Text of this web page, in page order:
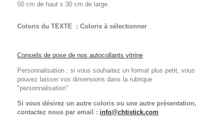
50 cm de haut x 30 cm de large
Coloris du TEXTE : Coloris à sélectionner
Conseils de pose de nos autocollants vitrine
Personnalisation : si vous souhaitez un format plus petit, vous
pouvez laisser vos dimensions dans la rubrique
"personnalisation"
Si vous désirez un autre coloris ou une autre présentation,
contactez nous par email : info@chtistick.com